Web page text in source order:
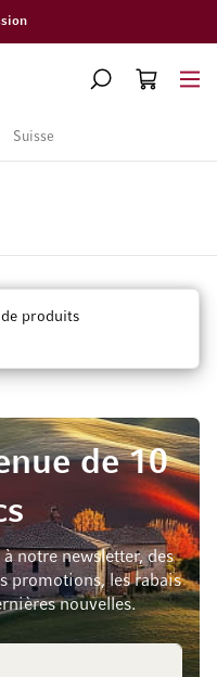
CHERCHERPANIER
Suisse
produits
de 10
notre newsletter, des
promotions, les rabais
nouvelles.